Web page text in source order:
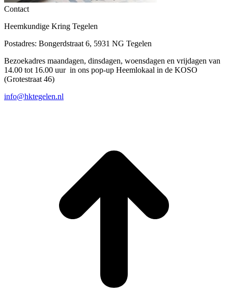
Contact
Heemkundige Kring Tegelen
Postadres: Bongerdstraat 6, 5931 NG Tegelen
Bezoekadres maandagen, dinsdagen, woensdagen en vrijdagen van
14.00 tot 16.00 uur in ons pop-up Heemlokaal in de KOSO
(Grotestraat 46)
info@hktegelen.nl